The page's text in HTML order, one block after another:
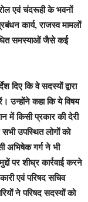
एवं चंदरूही के भवनों
कार्य, राजस्व मामलों
समस्याओं जैसे कई
दिए कि वे सदस्यों द्वारा
उन्होंने कहा कि ये विषय
में किसी प्रकार की देरी
सभी उपस्थित लोगों को
अभिषेक गर्ग ने भी
पर शीघ्र कार्रवाई करने
एवं परिषद सचिव
ने परिषद सदस्यों को